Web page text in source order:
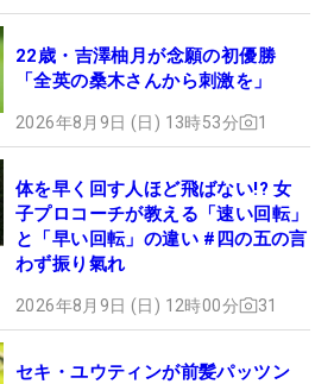
22歳・吉澤柚月が念願の初優勝
「全英の桑木さんから刺激を」
2026年8月9日 (日) 13時53分 1
体を早く回す人ほど飛ばない!? 女
子プロコーチが教える「速い回転」
と「早い回転」の違い #四の五の言
わず振り氣れ
2026年8月9日 (日) 12時00分 31
セキ・ユウティンが前髪パッツン